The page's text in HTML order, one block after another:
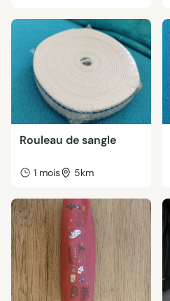
Rouleau de sangle
1 mois 5km